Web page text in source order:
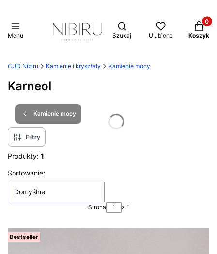
Menu
Otwórz wyszukiwarkę
Szukaj Ulubione Koszyk
CUD Nibiru Kamienie i kryształy Kamienie mocy
Karneol
Kamienie mocy
Filtry
Produkty: 1
Lista produktów
Sortowanie:
Domyślne
Strona z 1
Bestseller